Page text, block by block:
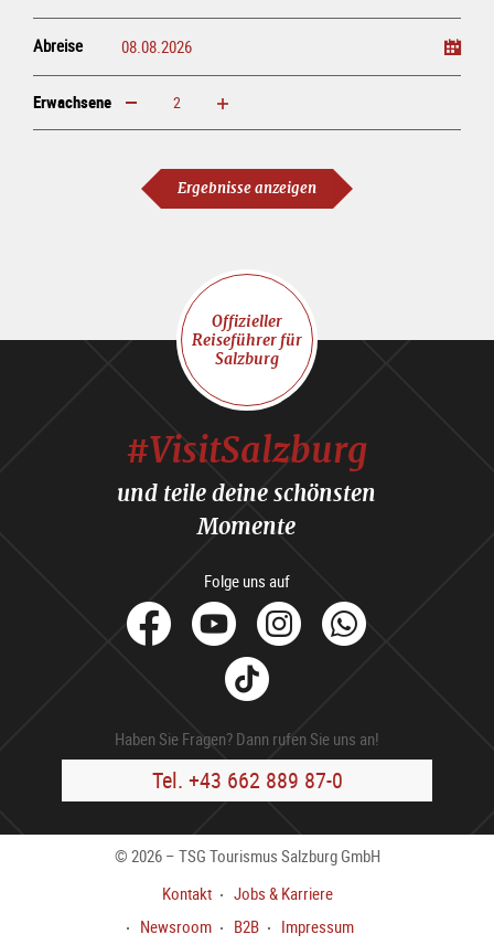
Abreise
Erwachsene erhöhen verringern
Ergebnisse anzeigen
Offizieller
Reiseführer für
Salzburg
#VisitSalzburg
und teile deine schönsten
Momente
Folge uns auf
facebook
YoutubeInstagram
Tik
Tok
Haben Sie Fragen? Dann rufen Sie uns an!
Tel. +43 662 889 87-0
© 2026 – TSG Tourismus Salzburg GmbH
Kontakt
Jobs & Karriere
Newsroom
B2B Impressum